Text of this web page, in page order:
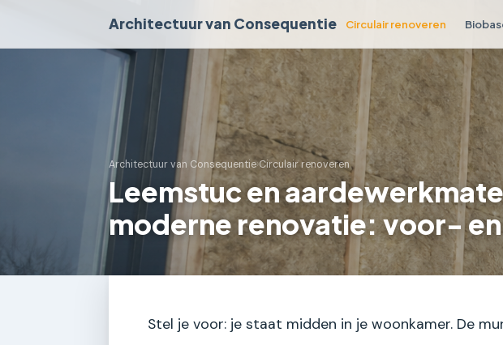
Architectuur van Consequentie Circulair renoveren
Architectuur van Consequentie›Circulair renoveren
Leemstuc en
moderne renovatie: voor-
Stel je voor: je staat midden in je woonkamer. De